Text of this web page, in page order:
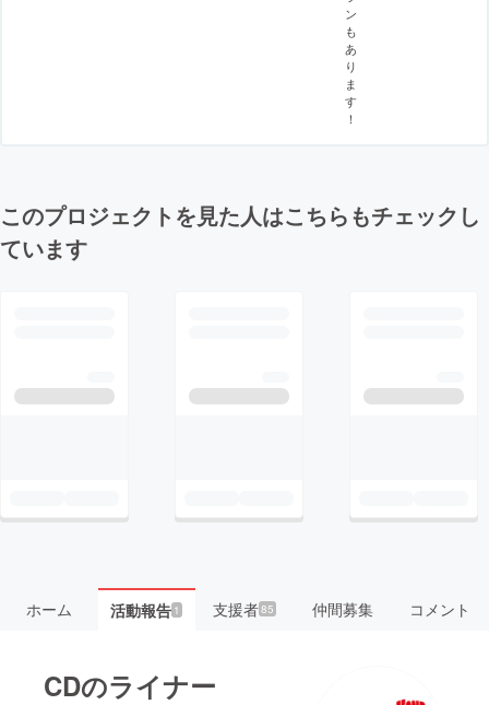
ン
も
あ
り
ま
す
！
このプロジェクトを見た人はこちらもチェックし
ています
ホーム 活動報告1 支援者85 仲間募集 コメント
CDのライナー